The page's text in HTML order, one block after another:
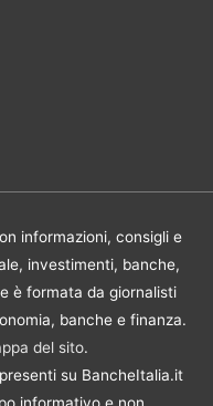
informazioni, consigli e
investimenti, banche,
è formata da giornalisti
banche e finanza.
del sito.
su BancheItalia.it
informativo e non